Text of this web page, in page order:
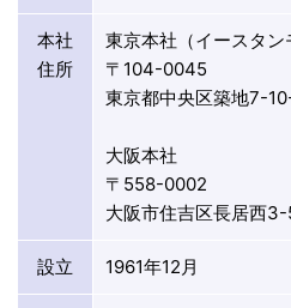
本社
住所
東京本社（イースタン
〒104-0045
東京都中央区築地7-
大阪本社
〒558-0002
大阪市住吉区長居西
設立 1961年12月